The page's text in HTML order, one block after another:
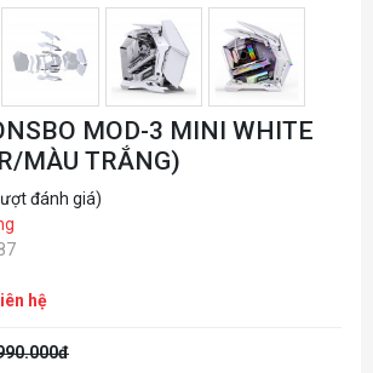
MOD-3 MINI WHITE
MÀU TRẮNG)
đánh giá)
hệ